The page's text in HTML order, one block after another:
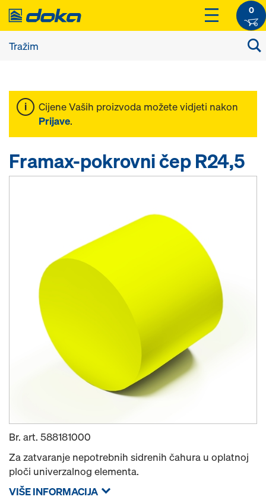
0
Cijene Vaših proizvoda možete vidjeti nakon
Prijave.
Framax-pokrovni čep R24,5
Br. art. 588181000
Za zatvaranje nepotrebnih sidrenih čahura u oplatnoj
ploči univerzalnog elementa.
VIŠE INFORMACIJA